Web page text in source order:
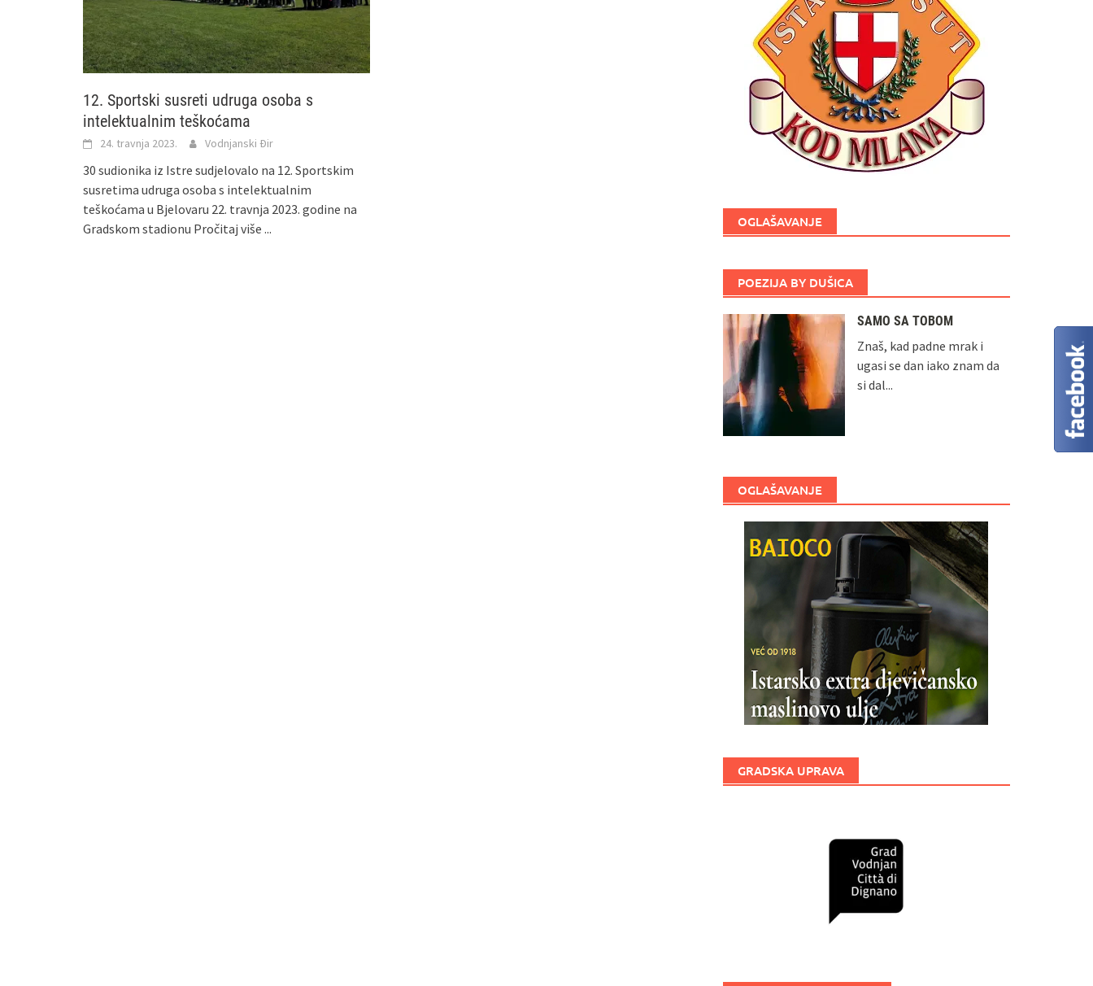
12. Sportski susreti udruga osoba s
intelektualnim teškoćama
24. travnja 2023. Vodnjanski Đir
30 sudionika iz Istre sudjelovalo na 12. Sportskim
susretima udruga osoba s intelektualnim
teškoćama u Bjelovaru 22. travnja 2023. godine na
Gradskom stadionu Pročitaj više ... OGLAŠAVANJE
POEZIJA BY DUŠICA
SAMO SA TOBOM
Znaš, kad padne mrak i
ugasi se dan iako znam da
si dal...
OGLAŠAVANJE
GRADSKA UPRAVA